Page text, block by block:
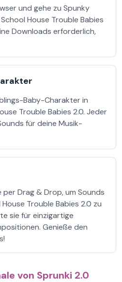
und gehe zu Spunky
House Trouble Babies
Downloads erforderlich,
Baby-Charakter in
Trouble Babies 2.0. Jeder
für deine Musik-
per Drag & Drop, um Sounds
Trouble Babies 2.0 zu
sie für einzigartige
Genieße den
von Sprunki 2.0